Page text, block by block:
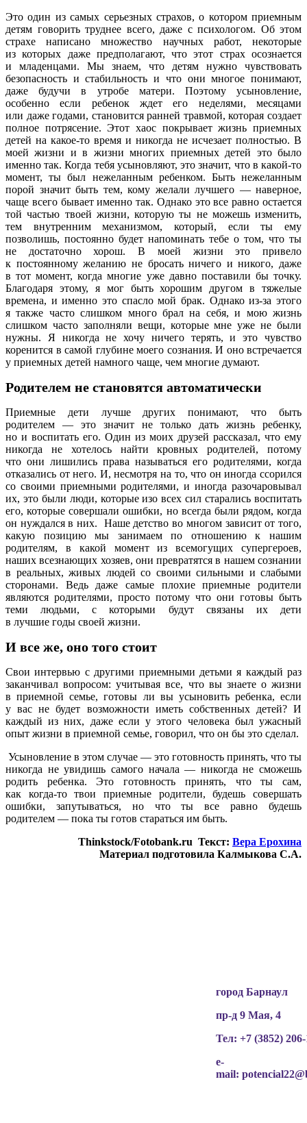
Это один из самых серьезных страхов, о котором приемным
детям говорить труднее всего, даже с психологом. Об этом
страхе написано множество научных работ, некоторые
из которых даже предполагают, что этот страх осознается
и младенцами. Мы знаем, что детям нужно чувствовать
безопасность и стабильность и что они многое понимают,
даже будучи в утробе матери. Поэтому усыновление,
особенно если ребенок ждет его неделями, месяцами
или даже годами, становится ранней травмой, которая создает
полное потрясение. Этот хаос покрывает жизнь приемных
детей на какое-то время и никогда не исчезает полностью. В
моей жизни и в жизни многих приемных детей это было
именно так. Когда тебя усыновляют, это значит, что в какой-то
момент, ты был нежеланным ребенком. Быть нежеланным
порой значит быть тем, кому желали лучшего — наверное,
чаще всего бывает именно так. Однако это все равно остается
той частью твоей жизни, которую ты не можешь изменить,
тем внутренним механизмом, который, если ты ему
позволишь, постоянно будет напоминать тебе о том, что ты
не достаточно хорош. В моей жизни это привело
к постоянному желанию не бросать ничего и никого, даже
в тот момент, когда многие уже давно поставили бы точку.
Благодаря этому, я мог быть хорошим другом в тяжелые
времена, и именно это спасло мой брак. Однако из-за этого
я также часто слишком много брал на себя, и мою жизнь
слишком часто заполняли вещи, которые мне уже не были
нужны. Я никогда не хочу ничего терять, и это чувство
коренится в самой глубине моего сознания. И оно встречается
у приемных детей намного чаще, чем многие думают.
Родителем не становятся автоматически
Приемные дети лучше других понимают, что быть
родителем — это значит не только дать жизнь ребенку,
но и воспитать его. Один из моих друзей рассказал, что ему
никогда не хотелось найти кровных родителей, потому
что они лишились права называться его родителями, когда
отказались от него. И, несмотря на то, что он иногда ссорился
со своими приемными родителями, и иногда разочаровывал
их, это были люди, которые изо всех сил старались воспитать
его, которые совершали ошибки, но всегда были рядом, когда
он нуждался в них. Наше детство во многом зависит от того,
какую позицию мы занимаем по отношению к нашим
родителям, в какой момент из всемогущих супергероев,
наших всезнающих хозяев, они превратятся в нашем сознании
в реальных, живых людей со своими сильными и слабыми
сторонами. Ведь даже самые плохие приемные родители
являются родителями, просто потому что они готовы быть
теми людьми, с которыми будут связаны их дети
в лучшие годы своей жизни.
И все же, оно того стоит
Свои интервью с другими приемными детьми я каждый раз
заканчивал вопросом: учитывая все, что вы знаете о жизни
в приемной семье, готовы ли вы усыновить ребенка, если
у вас не будет возможности иметь собственных детей? И
каждый из них, даже если у этого человека был ужасный
опыт жизни в приемной семье, говорил, что он бы это сделал.
Усыновление в этом случае — это готовность принять, что ты
никогда не увидишь самого начала — никогда не сможешь
родить ребенка. Это готовность принять, что ты сам,
как когда-то твои приемные родители, будешь совершать
ошибки, запутываться, но что ты все равно будешь
родителем — пока ты готов стараться им быть.
Thinkstock/Fotobank.ru Текст: Вера Ерохина
Материал подготовила Калмыкова С.А.
город Барнаул
пр-д 9 Мая, 4
Тел: +7 (3852)
e-
mail: